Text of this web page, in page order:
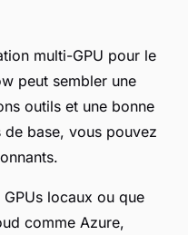
multi-GPU pour le
peut sembler une
outils et une bonne
base, vous pouvez
locaux ou que
comme Azure,